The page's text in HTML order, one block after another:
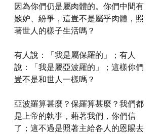
因為你們仍是屬肉體的。你們中間有
嫉妒、紛爭，這豈不是屬乎肉體，照
著世人的樣子生活嗎？
有人說：「我是屬保羅的」；有人
說：「我是屬亞波羅的」；這樣你們
豈不是和世人一樣嗎？
亞波羅算甚麼？保羅算甚麼？我們都
是上帝的執事，藉著我們，你們信
了；這不過是照著主給各人的恩賜去